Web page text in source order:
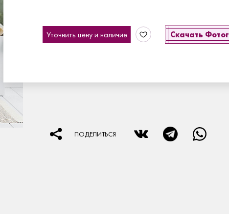
Уточнить цену и наличие Скачать
ПОДЕЛИТЬСЯ